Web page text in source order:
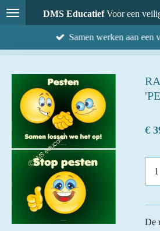
Ga
direct
DMS EducatiefVoor een
Samen werken aan een
€
De